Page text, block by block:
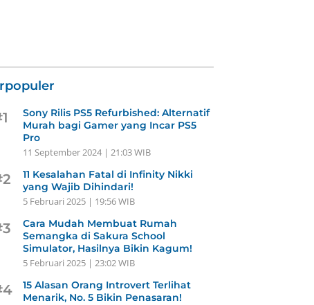
Sony Rilis PS5 Refurbished: Alternatif
Murah bagi Gamer yang Incar PS5
Pro
11 September 2024 | 21:03 WIB
11 Kesalahan Fatal di Infinity Nikki
yang Wajib Dihindari!
5 Februari 2025 | 19:56 WIB
Cara Mudah Membuat Rumah
Semangka di Sakura School
Simulator, Hasilnya Bikin Kagum!
5 Februari 2025 | 23:02 WIB
15 Alasan Orang Introvert Terlihat
Menarik, No. 5 Bikin Penasaran!